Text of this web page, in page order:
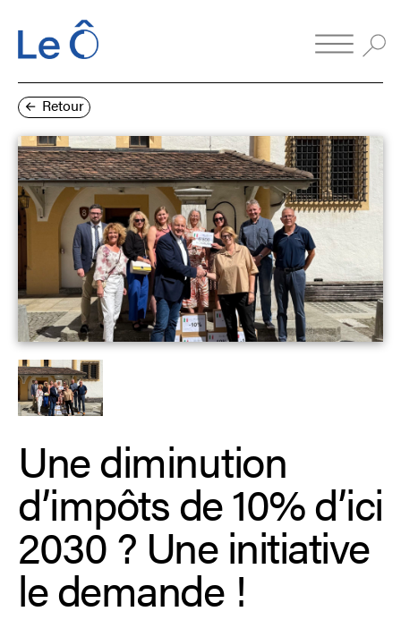
Retour
Une diminution
d’impôts de 10% d’ici
2030 ? Une initiative
le demande !